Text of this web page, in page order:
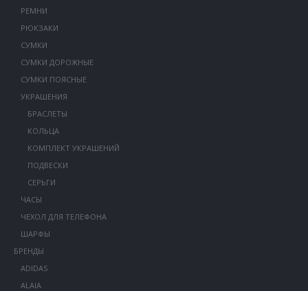
РЕМНИ
РЮКЗАКИ
СУМКИ
СУМКИ ДОРОЖНЫЕ
СУМКИ ПОЯСНЫЕ
УКРАШЕНИЯ
БРАСЛЕТЫ
КОЛЬЦА
КОМПЛЕКТ УКРАШЕНИЙ
ПОДВЕСКИ
СЕРЬГИ
ЧАСЫ
ЧЕХОЛ ДЛЯ ТЕЛЕФОНА
ШАРФЫ
БРЕНДЫ
ADIDAS
ALAIA